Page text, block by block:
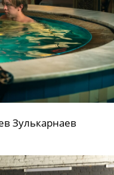
Зулькарнаев